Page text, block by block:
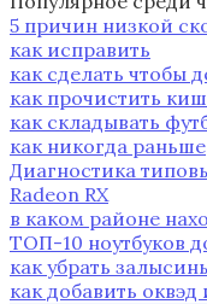
5 причин низкой
как исправить
как сделать чтобы
как прочистить
как складывать
как никогда раньше
Диагностика
Radeon RX
в каком районе
ТОП-10 ноутбуков
как убрать
как добавить